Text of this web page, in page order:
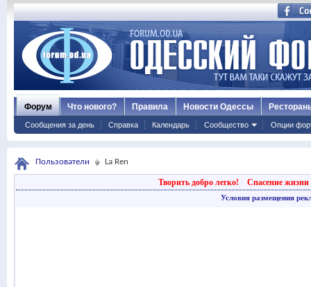
Форум
Сообщения за день Справка Календарь Сообщество Опции
Что нового? Правила Новости Одессы
Пользователи La Ren
Творить добро легко! Спасение жизни
Условия размещения